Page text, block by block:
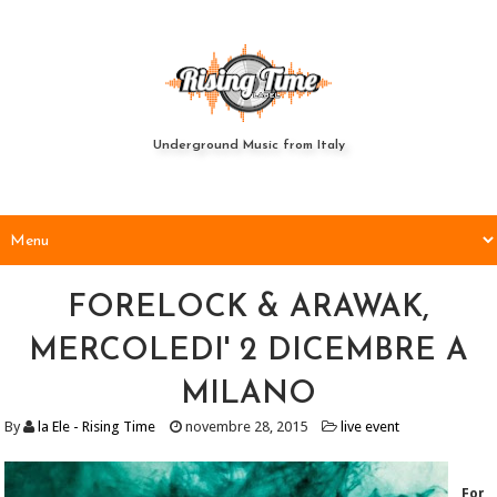
Underground Music from Italy
FORELOCK & ARAWAK,
MERCOLEDI' 2 DICEMBRE A
MILANO
By la Ele - Rising Time novembre 28, 2015 live event
For